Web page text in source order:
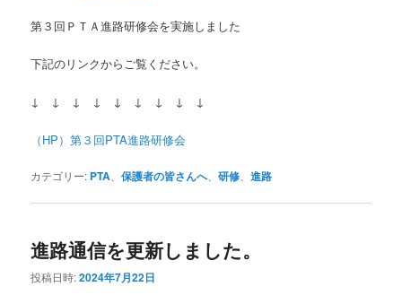
第３回ＰＴＡ進路研修会を実施しました
下記のリンクからご覧ください。
↓ ↓ ↓ ↓ ↓ ↓ ↓ ↓ ↓
（HP）第３回PTA進路研修会
カテゴリー: PTA 、保護者の皆さんへ、研修 、進路
進路通信を更新しました。
投稿日時:2024年7月22日